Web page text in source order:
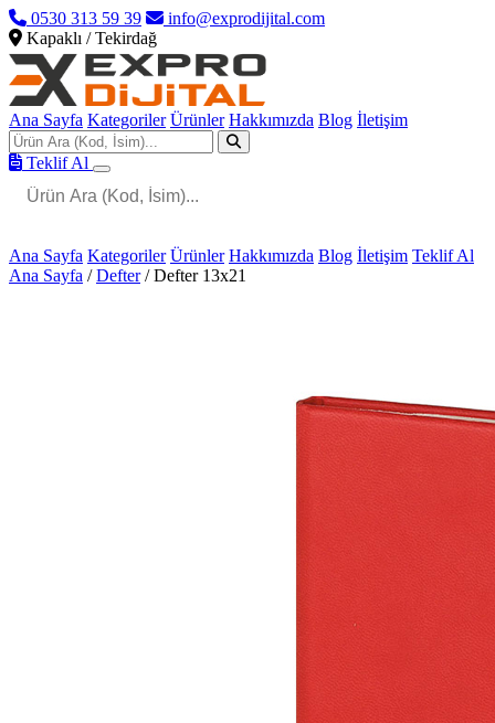
0530 313 59 39
info@exprodijital.com
Kapaklı / Tekirdağ
Ana Sayfa Kategoriler Ürünler Hakkımızda Blog İletişim
Teklif Al
Ana Sayfa Kategoriler Ürünler Hakkımızda Blog İletişim Teklif Al
Ana Sayfa / Defter / Defter 13x21